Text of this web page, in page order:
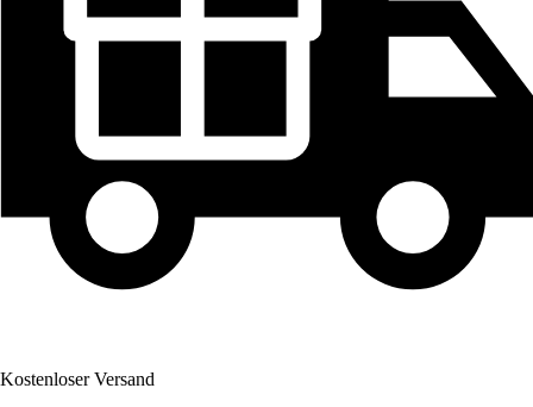
Kostenloser Versand